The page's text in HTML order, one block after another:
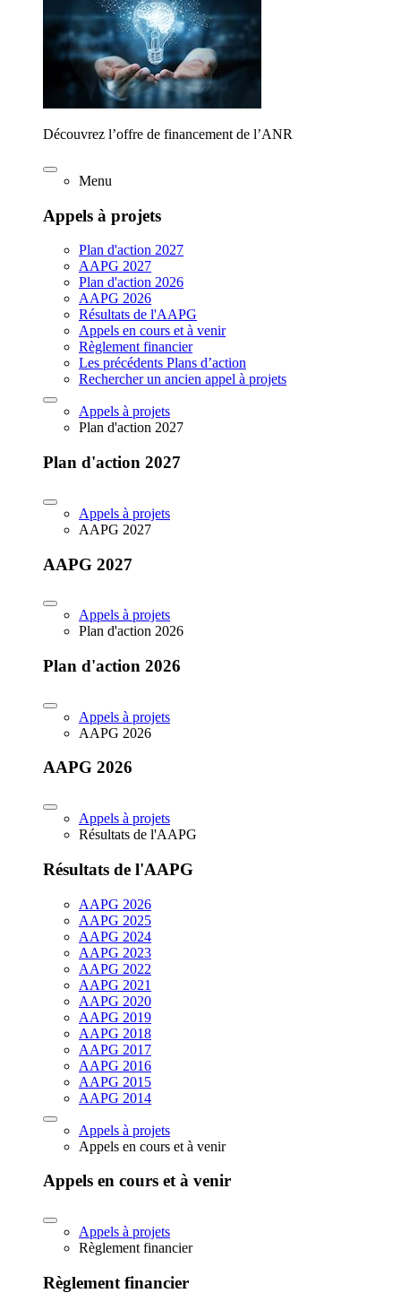
Découvrez l’offre de financement de l’ANR
Menu
Appels à projets
Plan d'action 2027
AAPG 2027
Plan d'action 2026
AAPG 2026
Résultats de l'AAPG
Appels en cours et à venir
Règlement financier
Les précédents Plans d’action
Rechercher un ancien appel à projets
Appels à projets
Plan d'action 2027
Plan d'action 2027
Appels à projets
AAPG 2027
AAPG 2027
Appels à projets
Plan d'action 2026
Plan d'action 2026
Appels à projets
AAPG 2026
AAPG 2026
Appels à projets
Résultats de l'AAPG
Résultats de l'AAPG
AAPG 2026
AAPG 2025
AAPG 2024
AAPG 2023
AAPG 2022
AAPG 2021
AAPG 2020
AAPG 2019
AAPG 2018
AAPG 2017
AAPG 2016
AAPG 2015
AAPG 2014
Appels à projets
Appels en cours et à venir
Appels en cours et à venir
Appels à projets
Règlement financier
Règlement financier